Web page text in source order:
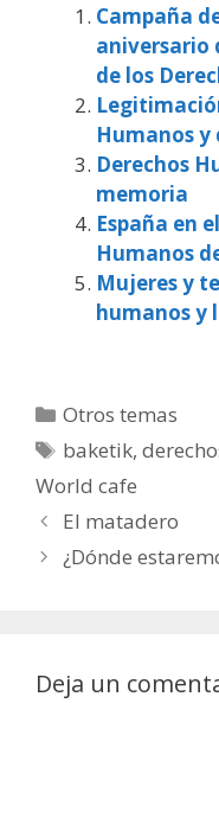
Campaña
aniversario
de los
Humanos y
Derechos
memoria
España en
Humanos
Mujeres y
humanos y
Categorías
Otros temas
Etiquetas
baketik,
World cafe
El matadero
¿Dónde
Deja un